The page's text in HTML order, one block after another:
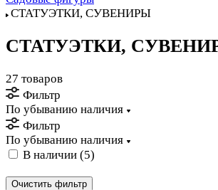
СТАТУЭТКИ, СУВЕНИРЫ
СТАТУЭТКИ,
27 товаров
Фильтр
По убыванию наличия
Фильтр
По убыванию наличия
В наличии (5)
Очистить фильтр